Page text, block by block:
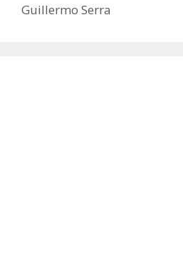
Guillermo Serra